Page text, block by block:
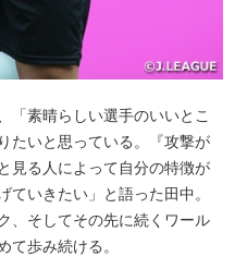
「素晴らしい選手のいいとこ
たいと思っている。『攻撃が
見る人によって自分の特徴が
いきたい」と語った田中。
、そしてその先に続くワール
て歩み続ける。